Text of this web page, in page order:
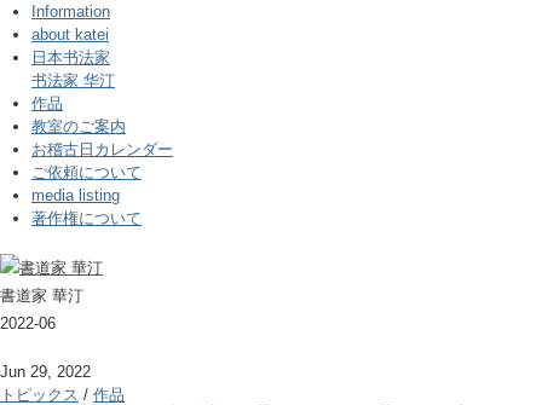
Information
about katei
日本书法家
书法家 华汀
作品
教室のご案内
お稽古日カレンダー
ご依頼について
media listing
著作権について
書道家 華汀
2022-06
Jun 29, 2022
トピックス / 作品